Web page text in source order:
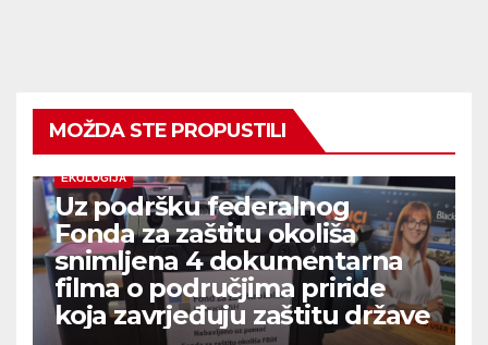
MOŽDA STE PROPUSTILI
EKOLOGIJA
Uz podršku federalnog
Fonda za zaštitu okoliša
snimljena 4 dokumentarna
filma o područjima priride
koja zavrjeđuju zaštitu države